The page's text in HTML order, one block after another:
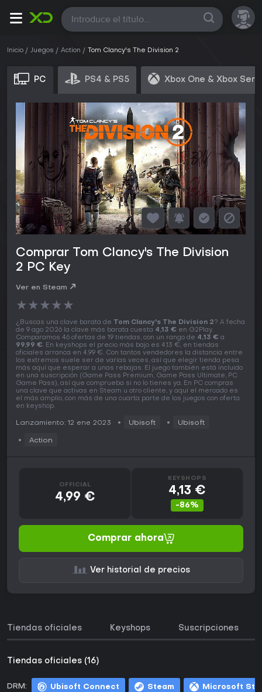
Todas
Inicio Juegos Action Tom Clancy's The Division 2
PC PS4 & PS5 Xbox One & Xbox
Comprar Tom Clancy's The Division
2 PC Key
Ver en Steam
★★★★★
¿Buscas una clave barata de Tom Clancy's The Division 2? A fecha
de 9 ago 2026 la clave más barata cuesta 4,13 € en G2Play.
Comparamos 46 ofertas de 19 tiendas, con un rango de 4,13 € a
99,99 €. En keyshops el precio más bajo es 4,13 €, en tiendas
oficiales arranca en 4,99 €. Con tantos vendedores la distancia entre
los extremos suele ser de varias veces, así que elegir tienda pesa
más aquí que esperar a unas rebajas. El juego también está incluido
en una suscripción (Game Pass Premium, Game Pass Ultimate, PC
Game Pass), así que comprueba si no lo tienes ya. En PC compras
una clave que activas en Steam u otro cliente, y aquí el mercado es
el más amplio, con más de una cuarta parte de los juegos con oferta
en keyshop.
Lanzamiento: 12 ene 2023 Ubisoft Ubisoft
Action
OFFICIAL
4,99 €
KEYSHOPS
4,13 €
-86%
Comprar ahora
Ver historial de precios
Tiendas oficiales Keyshops Suscripciones
Tiendas oficiales (16)
DRM: Ubisoft Connect Steam Microsoft